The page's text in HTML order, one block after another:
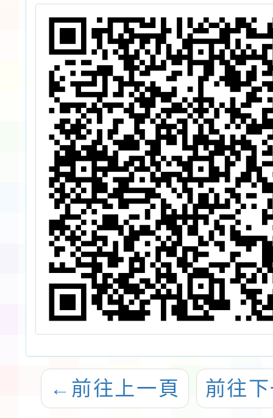
競爭力培育計
畫」之全國音樂
教師專業成長工
作坊「數學與音
樂」-南區場次
一案
及報
份，
人員
並請
代出
← 前往上一頁 前往